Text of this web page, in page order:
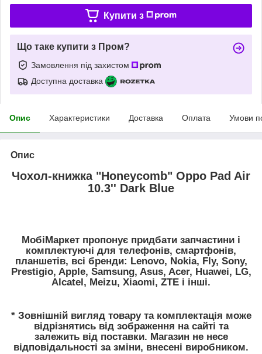
Купити з
Що таке купити з Пром?
Замовлення під захистом
Доступна доставка
Опис Характеристики Доставка Оплата Умови
Опис
Чохол-книжка "Honeycomb" Oppo Pad Air
10.3'' Dark Blue
МобіМаркет пропонує придбати запчастини і
комплектуючі для телефонів, смартфонів,
планшетів, всі бренди: Lenovo, Nokia, Fly, Sony,
Prestigio, Apple, Samsung, Asus, Acer, Huawei, LG,
Alcatel, Meizu, Xiaomi, ZTE і інші.
* Зовнішній вигляд товару та комплектація може
відрізнятись від зображення на сайті та
залежить від поставки. Магазин не несе
відповідальності за зміни, внесені виробником.